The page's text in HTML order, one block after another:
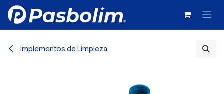
Ir al contenido
Implementos de Limpieza